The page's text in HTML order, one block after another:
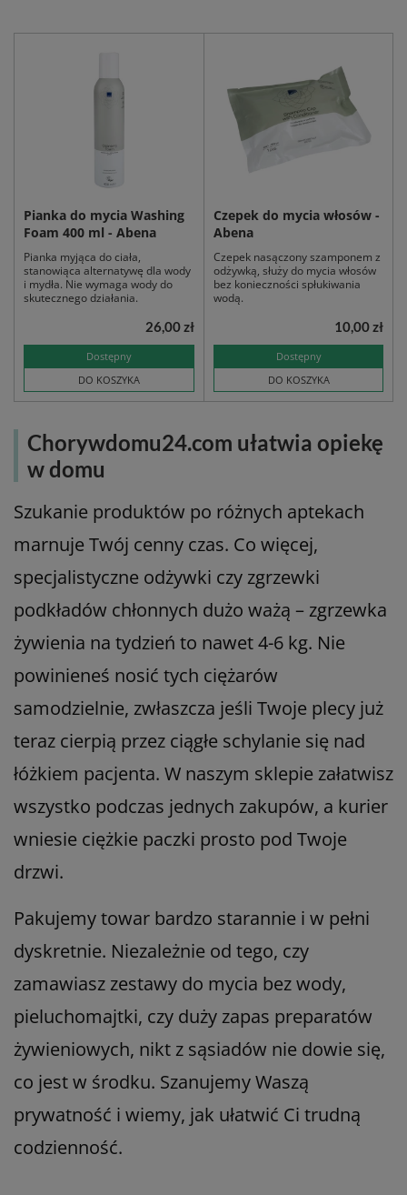
Pianka do mycia Washing
Foam 400 ml - Abena
Pianka myjąca do ciała,
stanowiąca alternatywę dla wody
i mydła. Nie wymaga wody do
skutecznego działania.
Dostępny
DO KOSZYKA
26,00 zł
Czepek do mycia włosów -
Abena
Czepek nasączony szamponem z
odżywką, służy do mycia włosów
bez konieczności spłukiwania
wodą.
Dostępny
DO KOSZYKA
10,00 zł
Chorywdomu24.com ułatwia opiekę
w domu
Szukanie produktów po różnych aptekach
marnuje Twój cenny czas. Co więcej,
specjalistyczne odżywki czy zgrzewki
podkładów chłonnych dużo ważą – zgrzewka
żywienia na tydzień to nawet 4-6 kg. Nie
powinieneś nosić tych ciężarów
samodzielnie, zwłaszcza jeśli Twoje plecy już
teraz cierpią przez ciągłe schylanie się nad
łóżkiem pacjenta. W naszym sklepie załatwisz
wszystko podczas jednych zakupów, a kurier
wniesie ciężkie paczki prosto pod Twoje
drzwi.
Pakujemy towar bardzo starannie i w pełni
dyskretnie. Niezależnie od tego, czy
zamawiasz zestawy do mycia bez wody,
pieluchomajtki, czy duży zapas preparatów
żywieniowych, nikt z sąsiadów nie dowie się,
co jest w środku. Szanujemy Waszą
prywatność i wiemy, jak ułatwić Ci trudną
codzienność.